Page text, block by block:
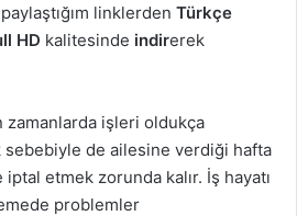
linklerden Türkçe
HD kalitesinde indirerek
zamanlarda işleri oldukça
de ailesine verdiği hafta
etmek zorunda kalır. İş hayatı
problemler